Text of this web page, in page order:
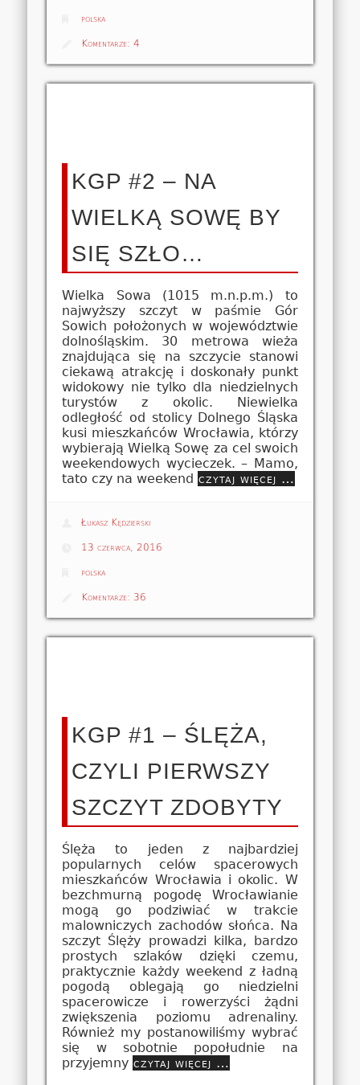
polska
Komentarze:4
KGP #2 – NA
WIELKĄ SOWĘ BY
SIĘ SZŁO…
Wielka Sowa (1015 m.n.p.m.) to
najwyższy szczyt w paśmie Gór
Sowich położonych w województwie
dolnośląskim. 30 metrowa wieża
znajdująca się na szczycie stanowi
ciekawą atrakcję i doskonały punkt
widokowy nie tylko dla niedzielnych
turystów z okolic. Niewielka
odległość od stolicy Dolnego Śląska
kusi mieszkańców Wrocławia, którzy
wybierają Wielką Sowę za cel swoich
weekendowych wycieczek. – Mamo,
tato czy na weekend czytaj więcej …
Łukasz Kędzierski
13 czerwca, 2016
polska
Komentarze: 36
KGP #1 – ŚLĘŻA,
CZYLI PIERWSZY
SZCZYT ZDOBYTY
Ślęża to jeden z najbardziej
popularnych celów spacerowych
mieszkańców Wrocławia i okolic. W
bezchmurną pogodę Wrocławianie
mogą go podziwiać w trakcie
malowniczych zachodów słońca. Na
szczyt Ślęży prowadzi kilka, bardzo
prostych szlaków dzięki czemu,
praktycznie każdy weekend z ładną
pogodą oblegają go niedzielni
spacerowicze i rowerzyści żądni
zwiększenia poziomu adrenaliny.
Również my postanowiliśmy wybrać
się w sobotnie popołudnie na
przyjemny czytaj więcej …